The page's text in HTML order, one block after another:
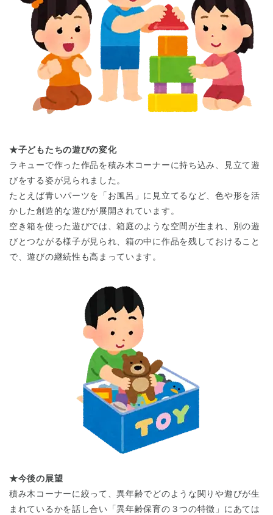
神奈川県
★子どもたちの遊びの変化
ラキューで作った作品を積み木コーナーに持ち込み、見立て遊
びをする姿が見られました。
たとえば青いパーツを「お風呂」に見立てるなど、色や形を活
かした創造的な遊びが展開されています。
空き箱を使った遊びでは、箱庭のような空間が生まれ、別の遊
びとつながる様子が見られ、箱の中に作品を残しておけること
で、遊びの継続性も高まっています。
★今後の展望
積み木コーナーに絞って、異年齢でどのような関りや遊びが生
まれているかを話し合い「異年齢保育の３つの特徴」にあては